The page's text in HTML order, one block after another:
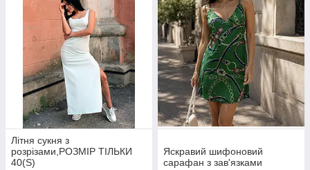
Літня сукня з
розрізами,РОЗМІР ТІЛЬКИ
40(S)
Яскравий шифоновий
сарафан з зав'язками